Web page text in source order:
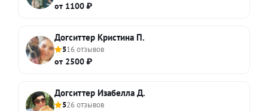
от 1100 ₽
Догситтер Кристина П.
516 отзывов
от 2500 ₽
Догситтер Изабелла Д.
526 отзывов